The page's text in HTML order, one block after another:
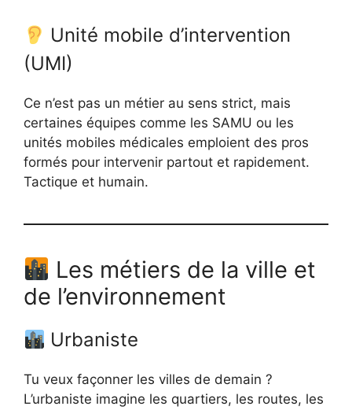
Unité mobile d’intervention
(UMI)
Ce n’est pas un métier au sens strict, mais
certaines équipes comme les SAMU ou les
unités mobiles médicales emploient des pros
formés pour intervenir partout et rapidement.
Tactique et humain.
Les métiers de la ville et
de l’environnement
Urbaniste
Tu veux façonner les villes de demain ?
L’urbaniste imagine les quartiers, les routes, les